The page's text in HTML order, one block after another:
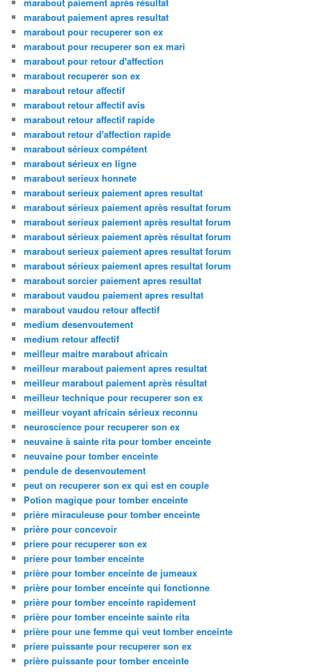
marabout paiement apres resultat
marabout pour recuperer son ex
marabout pour recuperer son ex mari
marabout pour retour d'affection
marabout recuperer son ex
marabout retour affectif
marabout retour affectif avis
marabout retour affectif rapide
marabout retour d'affection rapide
marabout sérieux compétent
marabout sérieux en ligne
marabout serieux honnete
marabout serieux paiement apres resultat
marabout sérieux paiement après resultat forum
marabout serieux paiement après resultat forum
marabout sérieux paiement après résultat forum
marabout serieux paiement apres resultat forum
marabout sérieux paiement apres resultat forum
marabout sorcier paiement apres resultat
marabout vaudou paiement apres resultat
marabout vaudou retour affectif
medium desenvoutement
medium retour affectif
meilleur maitre marabout africain
meilleur marabout paiement apres resultat
meilleur marabout paiement après résultat
meilleur technique pour recuperer son ex
meilleur voyant africain sérieux reconnu
neuroscience pour recuperer son ex
neuvaine à sainte rita pour tomber enceinte
neuvaine pour tomber enceinte
pendule de desenvoutement
peut on recuperer son ex qui est en couple
Potion magique pour tomber enceinte
prière miraculeuse pour tomber enceinte
prière pour concevoir
priere pour recuperer son ex
priere pour tomber enceinte
prière pour tomber enceinte de jumeaux
prière pour tomber enceinte qui fonctionne
prière pour tomber enceinte rapidement
prière pour tomber enceinte sainte rita
prière pour une femme qui veut tomber enceinte
priere puissante pour recuperer son ex
prière puissante pour tomber enceinte